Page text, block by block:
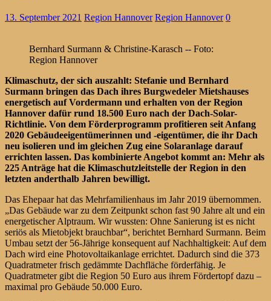
13. September 2021 Region Hannover Region Hannover 0
Bernhard Surmann & Christine-Karasch -- Foto:
Region Hannover
Klimaschutz, der sich auszahlt: Stefanie und Bernhard
Surmann bringen das Dach ihres Burgwedeler Mietshauses
energetisch auf Vordermann und erhalten von der Region
Hannover dafür rund 18.500 Euro nach der Dach-Solar-
Richtlinie. Von dem Förderprogramm profitieren seit Anfang
2020 Gebäudeeigentümerinnen und -eigentümer, die ihr Dach
neu isolieren und im gleichen Zug eine Solaranlage darauf
errichten lassen. Das kombinierte Angebot kommt an: Mehr als
225 Anträge hat die Klimaschutzleitstelle der Region in den
letzten anderthalb Jahren bewilligt.
Das Ehepaar hat das Mehrfamilienhaus im Jahr 2019 übernommen.
„Das Gebäude war zu dem Zeitpunkt schon fast 90 Jahre alt und ein
energetischer Alptraum. Wir wussten: Ohne Sanierung ist es nicht
seriös als Mietobjekt brauchbar“, berichtet Bernhard Surmann. Beim
Umbau setzt der 56-Jährige konsequent auf Nachhaltigkeit: Auf dem
Dach wird eine Photovoltaikanlage errichtet. Dadurch sind die 373
Quadratmeter frisch gedämmte Dachfläche förderfähig. Je
Quadratmeter gibt die Region 50 Euro aus ihrem Fördertopf dazu –
maximal pro Gebäude 50.000 Euro.